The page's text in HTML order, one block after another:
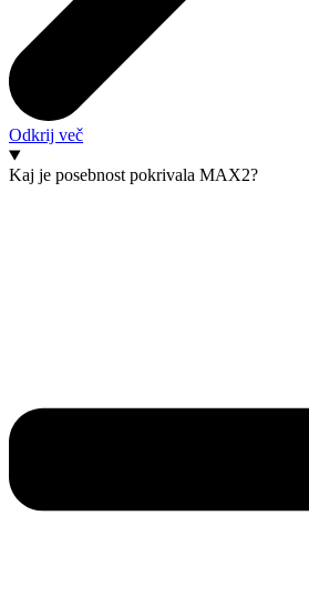
Odkrij več
Kaj je posebnost pokrivala MAX2?